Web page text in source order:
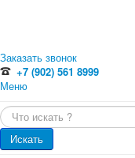
Заказать звонок
+7 (902) 561 8999
Меню
Каталог
Оцилиндрованное бревно
Профилированный брус
Главная
Каталог
Искать...
Искать